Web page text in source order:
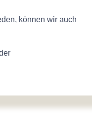
können wir auch